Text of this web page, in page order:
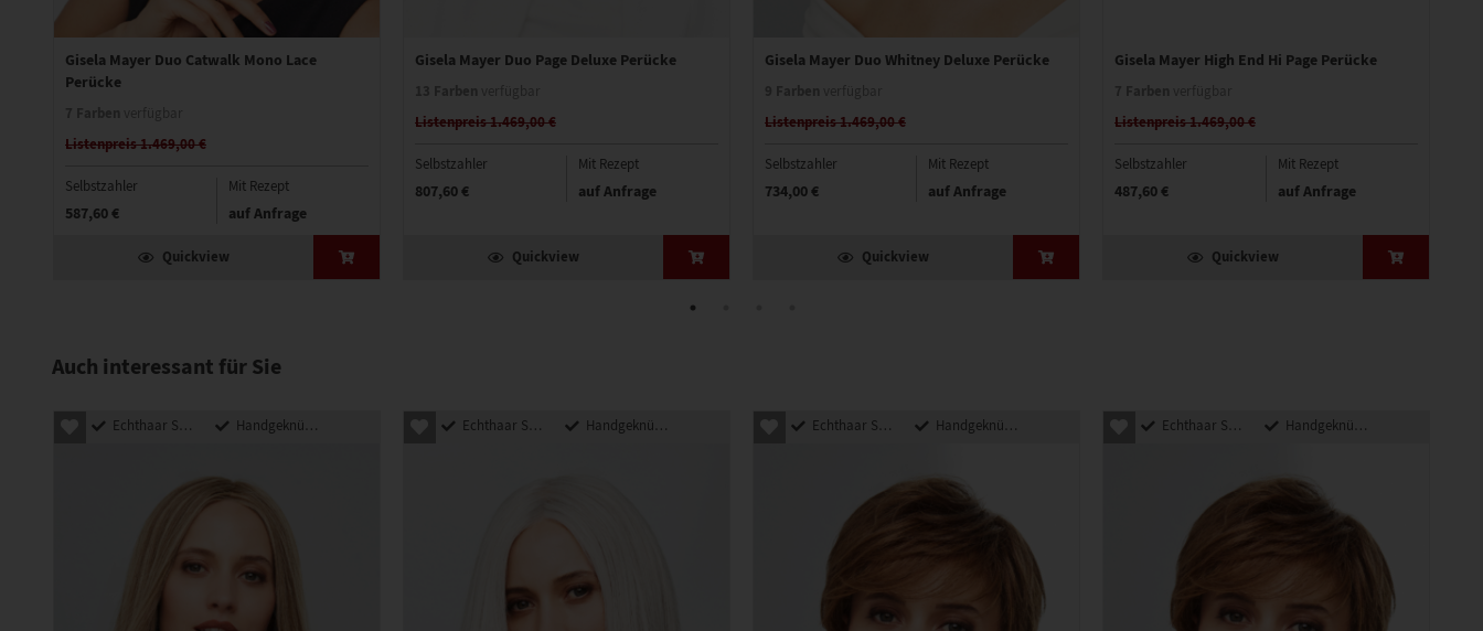
Gisela Mayer Duo Catwalk Mono Lace
Perücke
Listenpreis 1.469,00 €
Selbstzahler
587,60 €
Mit Rezept
auf Anfrage
Quickview
Gisela Mayer Duo Page Deluxe Perücke
Listenpreis 1.469,00 €
Selbstzahler
807,60 €
Mit Rezept
auf Anfrage
Quickview
Gisela Mayer Duo Whitney Deluxe Perücke
Listenpreis 1.469,00 €
Selbstzahler
734,00 €
Mit Rezept
auf Anfrage
Quickview
Gisela Mayer High End Hi Page Perücke
Listenpreis 1.469,00 €
Selbstzahler
487,60 €
Mit Rezept
auf Anfrage
Quickview
Auch interessant für Sie
Echthaar Synthetik Mix Handgeknüpft Echthaar Synthetik Mix Handgeknüpft Echthaar Synthetik Mix Handgeknüpft Echthaar Synthetik Mix Handgeknüpft